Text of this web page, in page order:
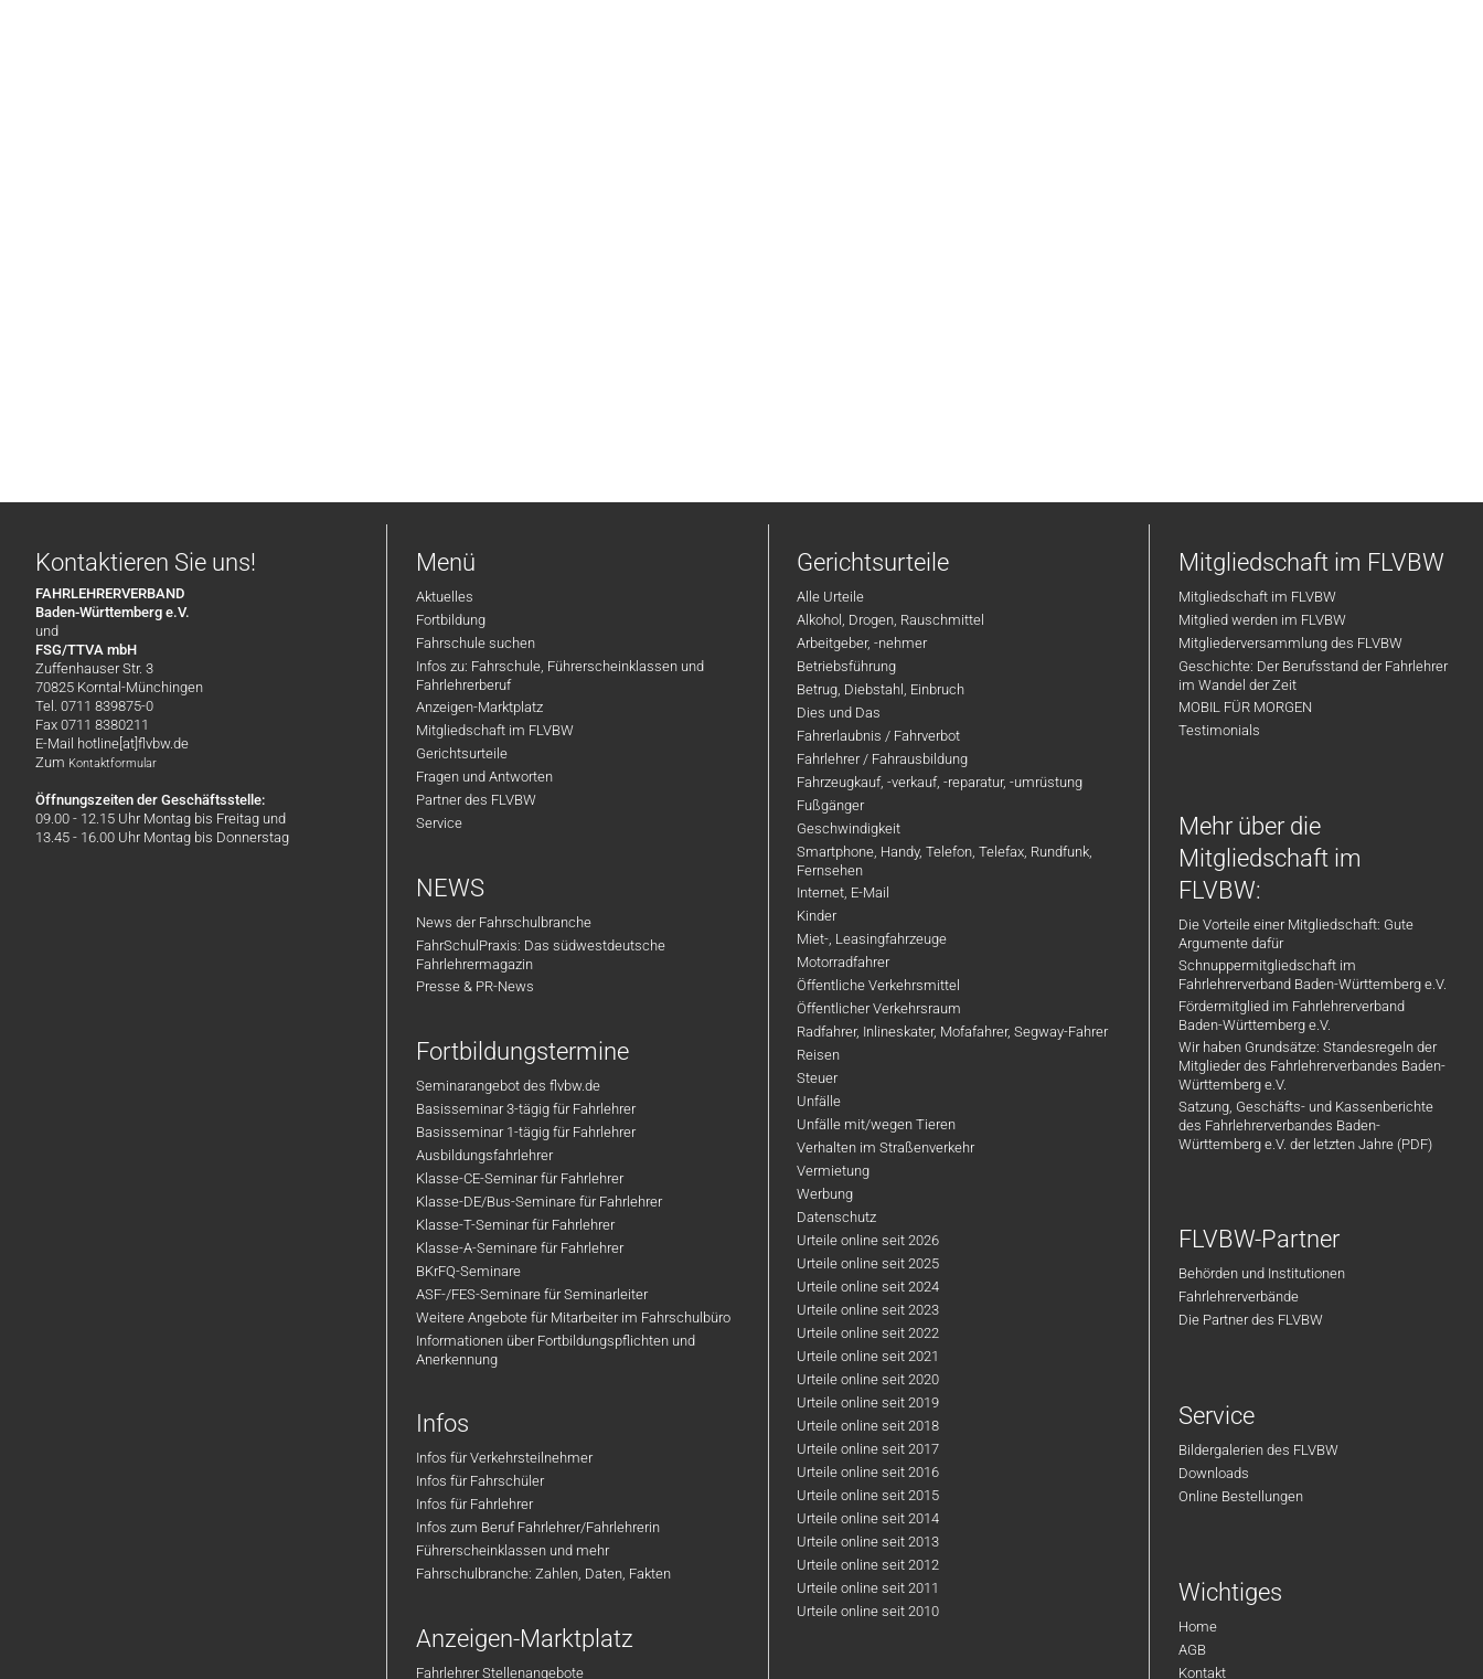
Kontaktieren Sie uns!
FAHRLEHRERVERBAND
Baden-Württemberg e.V.
und
FSG/TTVA mbH
Zuffenhauser Str. 3
70825 Korntal-Münchingen
Tel. 0711 839875-0
Fax 0711 8380211
E-Mail hotline[at]flvbw.de
Zum Kontaktformular
Öffnungszeiten der Geschäftsstelle:
09.00 - 12.15 Uhr Montag bis Freitag und
13.45 - 16.00 Uhr Montag bis Donnerstag
Menü
Aktuelles
Fortbildung
Fahrschule suchen
Infos zu: Fahrschule, Führerscheinklassen und
Fahrlehrerberuf
Anzeigen-Marktplatz
Mitgliedschaft im FLVBW
Gerichtsurteile
Fragen und Antworten
Partner des FLVBW
Service
NEWS
News der Fahrschulbranche
FahrSchulPraxis: Das südwestdeutsche
Fahrlehrermagazin
Presse & PR-News
Fortbildungstermine
Seminarangebot des flvbw.de
Basisseminar 3-tägig für Fahrlehrer
Basisseminar 1-tägig für Fahrlehrer
Ausbildungsfahrlehrer
Klasse-CE-Seminar für Fahrlehrer
Klasse-DE/Bus-Seminare für Fahrlehrer
Klasse-T-Seminar für Fahrlehrer
Klasse-A-Seminare für Fahrlehrer
BKrFQ-Seminare
ASF-/FES-Seminare für Seminarleiter
Weitere Angebote für Mitarbeiter im Fahrschulbüro
Informationen über Fortbildungspflichten und
Anerkennung
Infos
Infos für Verkehrsteilnehmer
Infos für Fahrschüler
Infos für Fahrlehrer
Infos zum Beruf Fahrlehrer/Fahrlehrerin
Führerscheinklassen und mehr
Fahrschulbranche: Zahlen, Daten, Fakten
Anzeigen-Marktplatz
Fahrlehrer Stellenangebote
Gerichtsurteile
Alle Urteile
Alkohol, Drogen, Rauschmittel
Arbeitgeber, -nehmer
Betriebsführung
Betrug, Diebstahl, Einbruch
Dies und Das
Fahrerlaubnis / Fahrverbot
Fahrlehrer / Fahrausbildung
Fahrzeugkauf, -verkauf, -reparatur, -umrüstung
Fußgänger
Geschwindigkeit
Smartphone, Handy, Telefon, Telefax, Rundfunk,
Fernsehen
Internet, E-Mail
Kinder
Miet-, Leasingfahrzeuge
Motorradfahrer
Öffentliche Verkehrsmittel
Öffentlicher Verkehrsraum
Radfahrer, Inlineskater, Mofafahrer, Segway-Fahrer
Reisen
Steuer
Unfälle
Unfälle mit/wegen Tieren
Verhalten im Straßenverkehr
Vermietung
Werbung
Datenschutz
Urteile online seit 2026
Urteile online seit 2025
Urteile online seit 2024
Urteile online seit 2023
Urteile online seit 2022
Urteile online seit 2021
Urteile online seit 2020
Urteile online seit 2019
Urteile online seit 2018
Urteile online seit 2017
Urteile online seit 2016
Urteile online seit 2015
Urteile online seit 2014
Urteile online seit 2013
Urteile online seit 2012
Urteile online seit 2011
Urteile online seit 2010
Mitgliedschaft im FLVBW
Mitgliedschaft im FLVBW
Mitglied werden im FLVBW
Mitgliederversammlung des FLVBW
Geschichte: Der Berufsstand der Fahrlehrer
im Wandel der Zeit
MOBIL FÜR MORGEN
Testimonials
Mehr über die
Mitgliedschaft im
FLVBW:
Die Vorteile einer Mitgliedschaft: Gute
Argumente dafür
Schnuppermitgliedschaft im
Fahrlehrerverband Baden-Württemberg e.V.
Fördermitglied im Fahrlehrerverband
Baden-Württemberg e.V.
Wir haben Grundsätze: Standesregeln der
Mitglieder des Fahrlehrerverbandes Baden-
Württemberg e.V.
Satzung, Geschäfts- und Kassenberichte
des Fahrlehrerverbandes Baden-
Württemberg e.V. der letzten Jahre (PDF)
FLVBW-Partner
Behörden und Institutionen
Fahrlehrerverbände
Die Partner des FLVBW
Service
Bildergalerien des FLVBW
Downloads
Online Bestellungen
Wichtiges
Home
AGB
Kontakt